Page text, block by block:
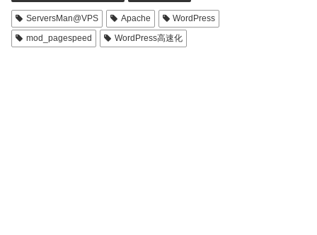
ServersMan@VPS Apache
WordPress
mod_pagespeed
WordPress高速化